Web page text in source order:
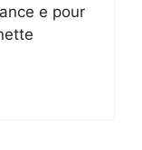
e pour